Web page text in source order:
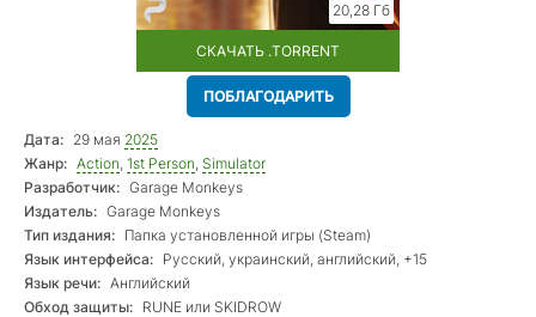
20,28 Гб
СКАЧАТЬ .TORRENT
ПОБЛАГОДАРИТЬ
Дата: 29 мая 2025
Жанр: Action, 1st Person, Simulator
Разработчик: Garage Monkeys
Издатель: Garage Monkeys
Тип издания: Папка установленной игры (Steam)
Язык интерфейса: Русский, украинский, английский, +15
Язык речи: Английский
Обход защиты: RUNE или SKIDROW